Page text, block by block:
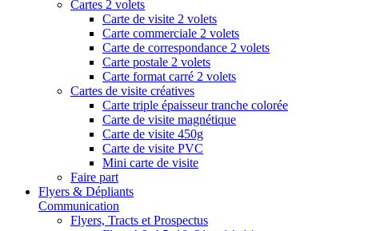
Cartes 2 volets
Carte de visite 2 volets
Carte commerciale 2 volets
Carte de correspondance 2 volets
Carte postale 2 volets
Carte format carré 2 volets
Cartes de visite créatives
Carte triple épaisseur tranche colorée
Carte de visite magnétique
Carte de visite 450g
Carte de visite PVC
Mini carte de visite
Faire part
Flyers & Dépliants
Communication
Flyers, Tracts et Prospectus